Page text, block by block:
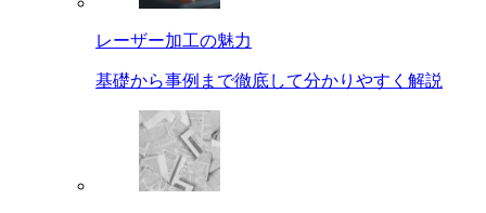
レーザー加工の魅力
基礎から事例まで徹底して分かりやすく解説